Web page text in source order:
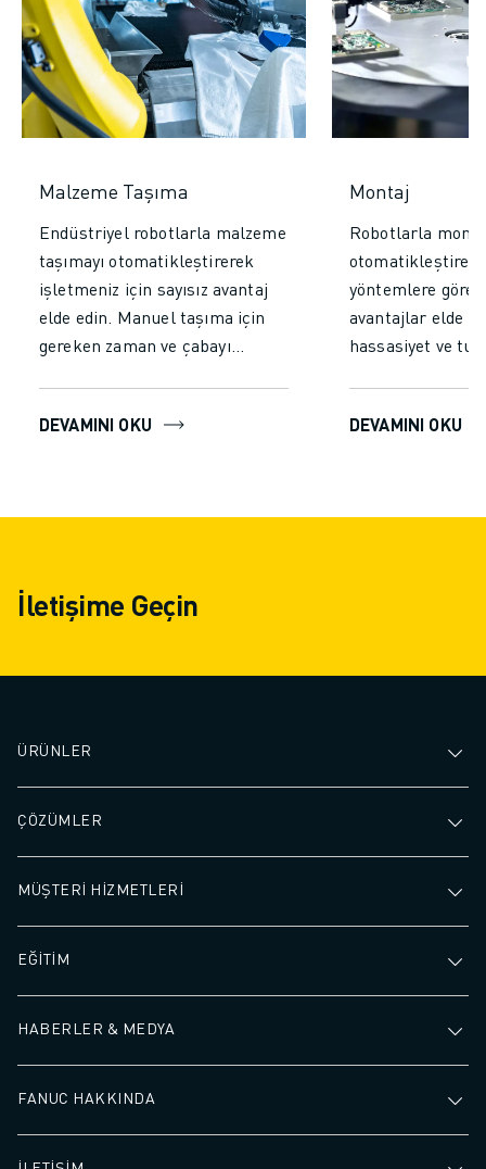
Malzeme Taşıma
Endüstriyel robotlarla malzeme
taşımayı otomatikleştirerek
işletmeniz için sayısız avantaj
elde edin. Manuel taşıma için
gereken zaman ve çabayı
artırın. Robotların yorulmadan
elde edin, hataları en aza
edin.
DEVAMINI OKU
Montaj
Robotlarla
yöntemlere göre
avantajlar elde
hassasiyet ve
edin.
verimliliği
DEVAMINI OKU
İletişime Geçin
ÜRÜNLER
ÇÖZÜMLER
MÜŞTERİ HİZMETLERİ
EĞİTİM
HABERLER & MEDYA
FANUC HAKKINDA